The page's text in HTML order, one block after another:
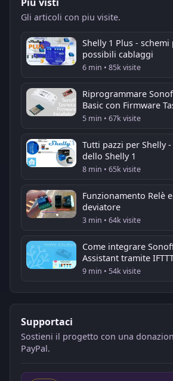
Gli articoli con piu visite.
Shelly 1 Plus -
possibili cablaggi
6 min • 85k visite
Riprogrammare
Basic con Firmware
5 min • 67k visite
Tutti pazzi per Shelly
dello Shelly 1
8 min • 65k visite
Funzionamento Relè
deviatore
3 min • 64k visite
Come integrare
Assistant tramite
9 min • 54k visite
Supportaci
Sostieni il progetto con una
PayPal.